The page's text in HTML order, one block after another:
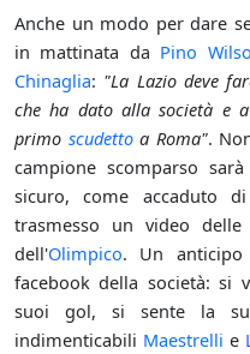
Anche un modo per dare
in mattinata da Pino
Chinaglia: "La Lazio deve
che ha dato alla società e
primo scudettoa Roma".
campione scomparso
sicuro, come accaduto
trasmesso un video
dell'Olimpico. Un
facebook della società: si
suoi gol, si sente la
indimenticabili Maestrelli e